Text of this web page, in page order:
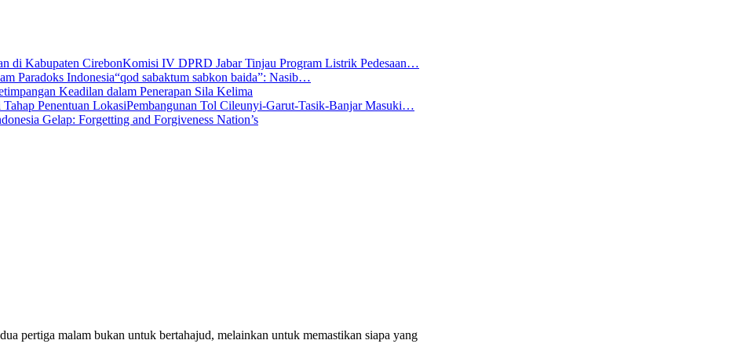
Komisi IV DPRD Jabar Tinjau Program Listrik Pedesaan…
“qod sabaktum sabkon baida”: Nasib…
Keadilan dalam Penerapan Sila Kelima
Pembangunan Tol Cileunyi-Garut-Tasik-Banjar Masuki…
Gelap: Forgetting and Forgiveness Nation’s
pertiga malam bukan untuk bertahajud, melainkan untuk memastikan siapa yang